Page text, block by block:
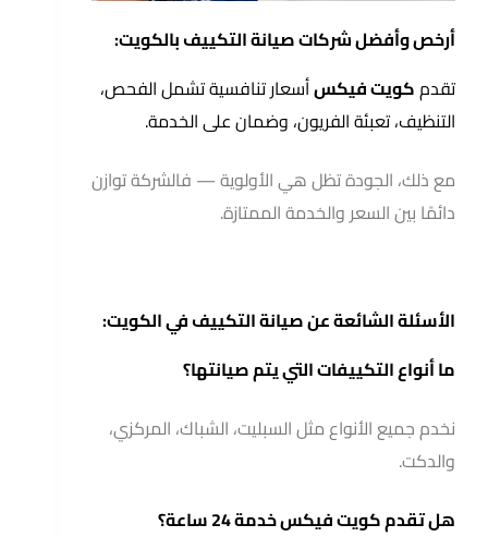
أرخص وأفضل شركات صيانة التكييف بالكويت:
تقدمكويت فيكسأسعار تنافسية تشمل الفحص،
التنظيف، تعبئة الفريون، وضمان على الخدمة.
مع ذلك، الجودة تظل هي الأولوية — فالشركة توازن
دائمًا بين السعر والخدمة الممتازة.
الأسئلة الشائعة عن صيانة التكييف في الكويت:
ما أنواع التكييفات التي يتم صيانتها؟
نخدم جميع الأنواع مثل السبليت، الشباك، المركزي،
والدكت.
هل تقدم كويت فيكس خدمة 24 ساعة؟